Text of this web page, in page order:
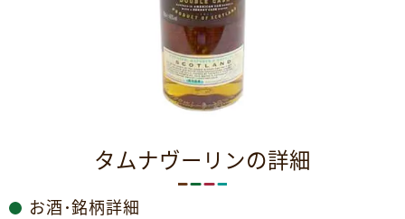
タムナヴーリンの詳細
お酒･銘柄詳細